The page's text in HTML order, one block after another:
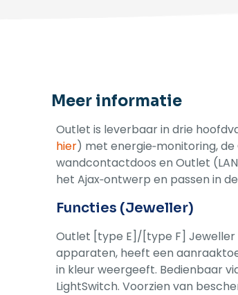
Meer informatie
Outlet is leverbaar in drie
hier) met energie‑monitoring,
wandcontactdoos en Outlet
het Ajax‑ontwerp en passen in
Functies (Jeweller)
Outlet [type E]/[type F]
apparaten, heeft een
in kleur weergeeft. Bedienbaar
LightSwitch. Voorzien van